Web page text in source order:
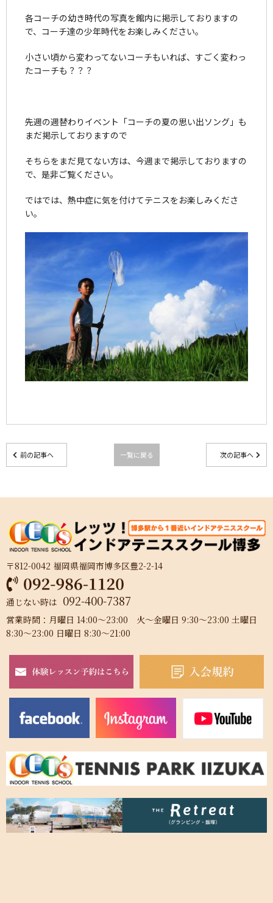
各コーチの幼き時代の写真を館内に掲示しておりますの
で、コーチ達の少年時代をお楽しみください。
小さい頃から変わってないコーチもいれば、すごく変わっ
たコーチも？？？
先週の週替わりイベント「コーチの夏の思い出ソング」も
まだ掲示しておりますので
そちらをまだ見てない方は、今週まで掲示しておりますの
で、是非ご覧ください。
ではでは、熱中症に気を付けてテニスをお楽しみくださ
い。
前の記事へ 一覧に戻る 次の記事へ
〒812-0042 福岡県福岡市博多区豊2-2-14
通じない時は 092-400-7387
営業時間：月曜日 14:00～23:00 火～金曜日 9:30～23:00 土曜日
8:30～23:00 日曜日 8:30～21:00